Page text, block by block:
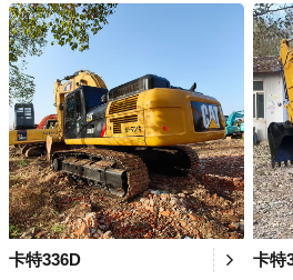
卡特336D 卡特